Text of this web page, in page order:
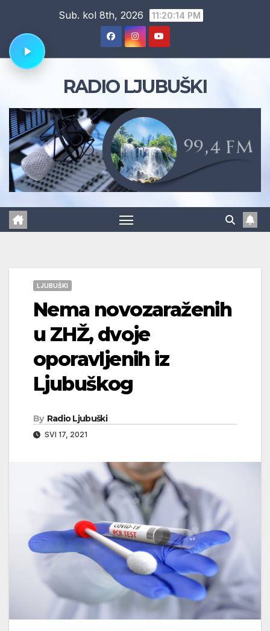
content
Sub. kol 8th, 2026 11:20:15 PM
RADIO LJUBUŠKI
LJUBUŠKI
Nema novozaraženih
u ZHŽ, dvoje
oporavljenih iz
Ljubuškog
By Radio Ljubuški
SVI 17, 2021